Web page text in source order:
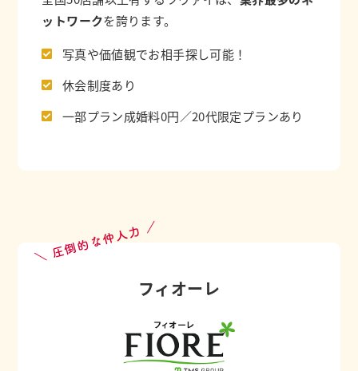
ットワークを誇ります。
写真や価値観でお相手探し可能！
休会制度あり
一部プラン成婚料0円／20代限定プランあり
フィオーレ
＼ 圧倒的な仲人力 ／